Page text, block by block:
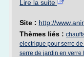
Lire la suite
Site : http://
Thèmes liés :
electrique pour serre
serre de jardin en verre